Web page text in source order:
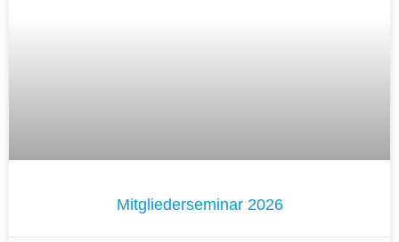
Mitgliederseminar 2026